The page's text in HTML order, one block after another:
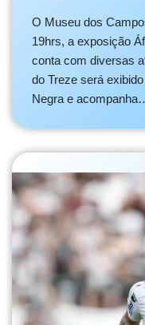
O Museu dos
19hrs, a exposição
conta com diversas
do Treze será
Negra e